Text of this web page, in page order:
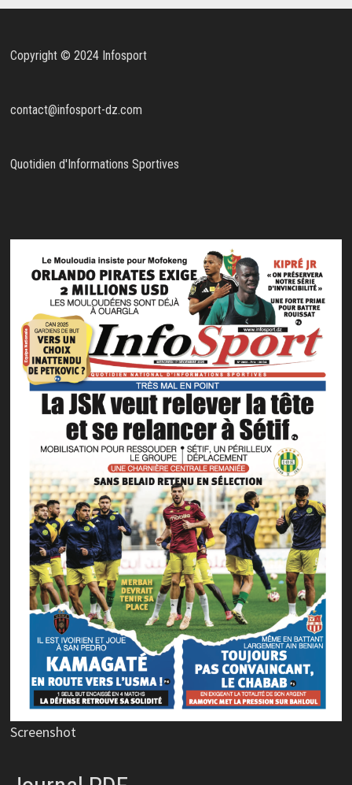
Copyright © 2024 Infosport
contact@infosport-dz.com
Quotidien d'Informations Sportives
Screenshot